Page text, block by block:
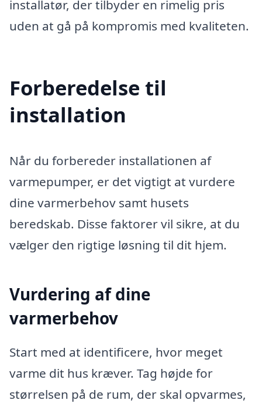
installatør, der tilbyder en rimelig pris
uden at gå på kompromis med kvaliteten.
Forberedelse til
installation
Når du forbereder installationen af
varmepumper, er det vigtigt at vurdere
dine varmerbehov samt husets
beredskab. Disse faktorer vil sikre, at du
vælger den rigtige løsning til dit hjem.
Vurdering af dine
varmerbehov
Start med at identificere, hvor meget
varme dit hus kræver. Tag højde for
størrelsen på de rum, der skal opvarmes,